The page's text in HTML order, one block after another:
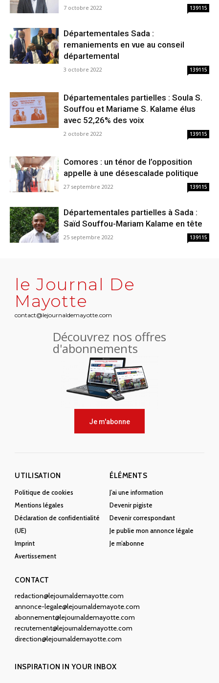
7 octobre 2022 139115
Départementales Sada :
remaniements en vue au conseil
départemental
3 octobre 2022 139115
Départementales partielles : Soula S.
Souffou et Mariame S. Kalame élus
avec 52,26% des voix
2 octobre 2022 139115
Comores : un ténor de l’opposition
appelle à une désescalade politique
27 septembre 2022 139115
Départementales partielles à Sada :
Saïd Souffou-Mariam Kalame en tête
25 septembre 2022 139115
le Journal De
Mayotte
contact@lejournaldemayotte.com
Découvrez nos offres
d'abonnements
Je m'abonne
UTILISATION
Politique de cookies
Mentions légales
Déclaration de confidentialité
(UE)
Imprint
Avertissement
ÉLÉMENTS
J’ai une information
Devenir pigiste
Devenir correspondant
Je publie mon annonce légale
Je m’abonne
CONTACT
redaction@lejournaldemayotte.com
annonce-legale@lejournaldemayote.com
abonnement@lejournaldemayotte.com
recrutement@lejournaldemayotte.com
direction@lejournaldemayotte.com
INSPIRATION IN YOUR INBOX